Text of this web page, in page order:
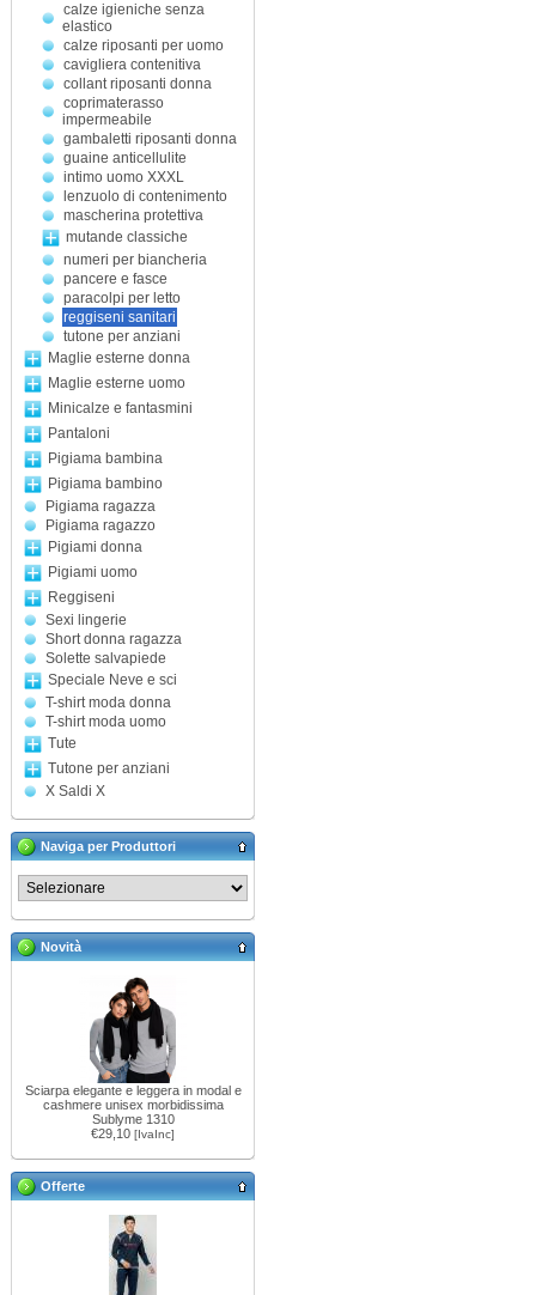
calze igieniche senza
elastico
calze riposanti per uomo
cavigliera contenitiva
collant riposanti donna
coprimaterasso
impermeabile
gambaletti riposanti donna
guaine anticellulite
intimo uomo XXXL
lenzuolo di contenimento
mascherina protettiva
mutande classiche
numeri per biancheria
pancere e fasce
paracolpi per letto
reggiseni sanitari
tutone per anziani
Maglie esterne donna
Maglie esterne uomo
Minicalze e fantasmini
Pantaloni
Pigiama bambina
Pigiama bambino
Pigiama ragazza
Pigiama ragazzo
Pigiami donna
Pigiami uomo
Reggiseni
Sexi lingerie
Short donna ragazza
Solette salvapiede
Speciale Neve e sci
T-shirt moda donna
T-shirt moda uomo
Tute
Tutone per anziani
X Saldi X
Naviga per Produttori
Novità
Sciarpa elegante e leggera in modal e
cashmere unisex morbidissima
Sublyme 1310
€29,10 [IvaInc]
Offerte